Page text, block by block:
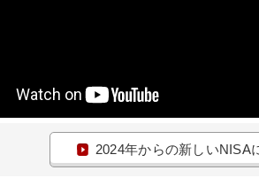
2024年からの新しいNISA